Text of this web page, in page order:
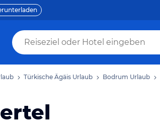
Türkische Ägäis Urlaub Bodrum Urlaub